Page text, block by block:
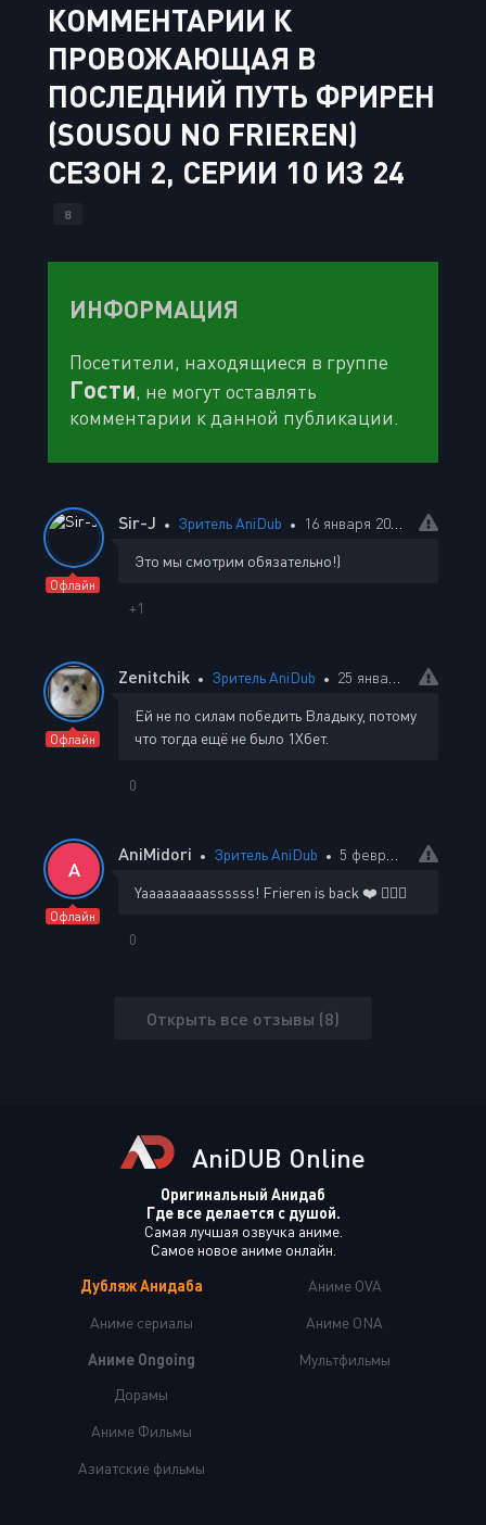
КОММЕНТАРИИ К
ПРОВОЖАЮЩАЯ В
ПОСЛЕДНИЙ ПУТЬ ФРИРЕН
(SOUSOU NO FRIEREN)
СЕЗОН 2, СЕРИИ 10 ИЗ 24
8
ИНФОРМАЦИЯ
Посетители, находящиеся в группе
Гости, не могут оставлять
комментарии к данной публикации.
Офлайн
Sir-J Зритель AniDub 16 января 2026 22:34
Это мы смотрим обязательно!)
+1
Офлайн
Zenitchik Зритель AniDub 25 января 2026 01:01
Ей не по силам победить Владыку, потому
что тогда ещё не было 1Хбет.
0
A
Офлайн
AniMidori Зритель AniDub 5 февраля 2026 16:21
Yaaaaaaaaassssss! Frieren is back ❤️ 🧝🏻‍♀️
0
Открыть все отзывы (8)
AniDUB Online
Оригинальный Анидаб
Где все делается с душой.
Самая лучшая озвучка аниме.
Самое новое аниме онлайн.
Дубляж Анидаба
Аниме сериалы
Аниме Ongoing
Аниме OVA
Аниме ONA
Мультфильмы
Дорамы
Аниме Фильмы
Азиатские фильмы